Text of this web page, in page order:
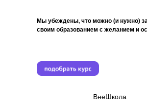
Мы убеждены, что можно (и нужно)
своим образованием с желанием и
ВнеШкола